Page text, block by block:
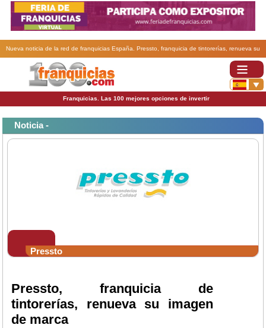
Nueva noticia de la red de franquicias España. Pressto, franquicia de tintorerías, renueva su
Franquicias. Las 100 mejores opciones de invertir
Noticia -
Pressto
Pressto, franquicia de
tintorerías, renueva su imagen
de marca